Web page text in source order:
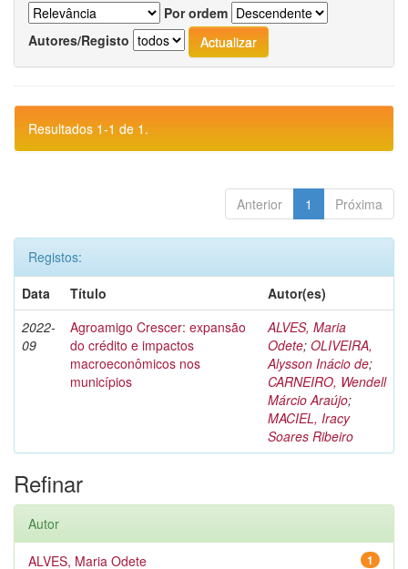
Por ordem
Autores/Registo
Resultados 1-1 de 1.
Anterior 1 Próxima
Registos:
Data
Título
Autor(es)
2022-
09
Agroamigo Crescer: expansão
do crédito e impactos
macroeconômicos nos
municípios
ALVES, Maria
Odete; OLIVEIRA,
Alysson Inácio de;
CARNEIRO, Wendell
Márcio Araújo;
MACIEL, Iracy
Soares Ribeiro
Refinar
Autor
1
ALVES, Maria Odete